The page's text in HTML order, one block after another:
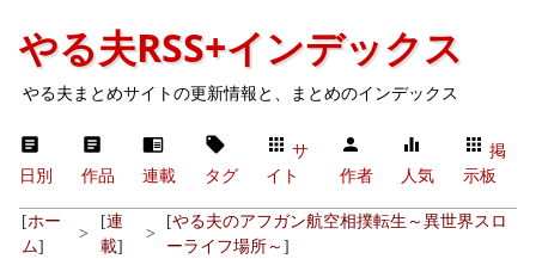
やる夫RSS+インデックス
やる夫まとめサイトの更新情報と、まとめのインデックス
日別 作品 連載 タグ
サ
イト
作者 人気
掲
示板
[ホー
ム]
>
[連
載]
>
[やる夫のアフガン航空相撲転生～異世界スロ
ーライフ場所～]